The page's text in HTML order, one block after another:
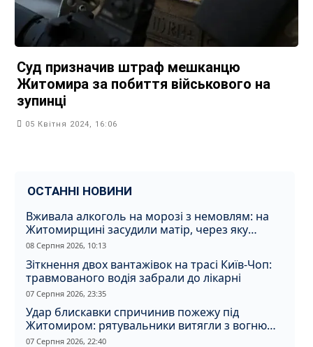
Суд призначив штраф мешканцю
Житомира за побиття військового на
зупинці
05 Квітня 2024, 16:06
ОСТАННІ НОВИНИ
Вживала алкоголь на морозі з немовлям: на
Житомирщині засудили матір, через яку
дитина отримала обмороження
08 Серпня 2026, 10:13
Зіткнення двох вантажівок на трасі Київ-Чоп:
травмованого водія забрали до лікарні
07 Серпня 2026, 23:35
Удар блискавки спричинив пожежу під
Житомиром: рятувальники витягли з вогню
кота
07 Серпня 2026, 22:40